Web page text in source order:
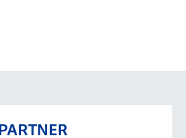
PARTNER